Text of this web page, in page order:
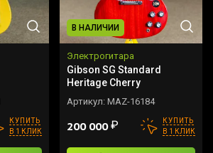
КУПИТЬ
В 1 КЛИК
В НАЛИЧИИ
Электрогитара
Gibson SG Standard
Heritage Cherry
Артикул: MAZ-16184
200 000₽
КУПИТЬ
В 1 КЛИК